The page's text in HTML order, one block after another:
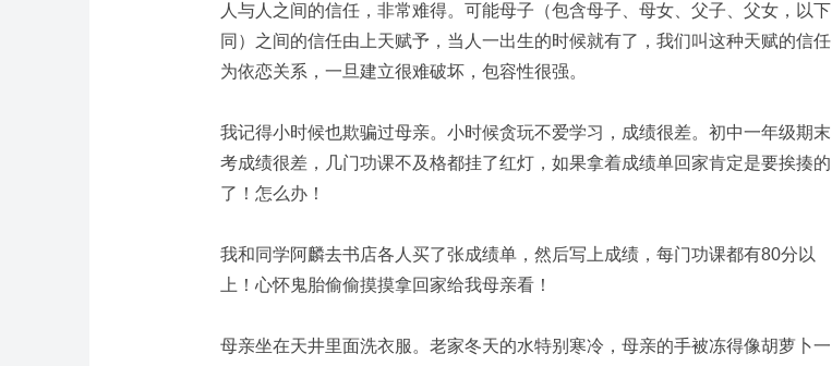
人与人之间的信任，非常难得。 可能母子（包含母子、母女、父子、父女，以下
同）之间的信任由上天赋予，当人一出生的时候就有了，我们叫这种天赋的信任
为依恋关系，一旦建立很难破坏，包容性很强。
我记得小时候也欺骗过母亲。 小时候贪玩不爱学习，成绩很差。初中一年级期末
考成绩很差，几门功课不及格都挂了红灯，如果拿着成绩单回家肯定是要挨揍的
了！怎么办！
我和同学阿麟去书店各人买了张成绩单，然后写上成绩，每门功课都有80分以
上！心怀鬼胎偷偷摸摸拿回家给我母亲看！
母亲坐在天井里面洗衣服。老家冬天的水特别寒冷，母亲的手被冻得像胡萝卜一